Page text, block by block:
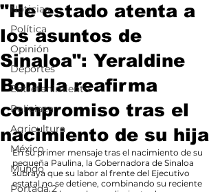
Noticias
Política
Opinión
Deportes
Entretenimiento
Policiaca
Agricultura
México
Mundo
Portada 2
"He estado atenta a
los asuntos de
Sinaloa": Yeraldine
Bonilla reafirma
compromiso tras el
nacimiento de su hija
En su primer mensaje tras el nacimiento de su
pequeña Paulina, la Gobernadora de Sinaloa
subraya que su labor al frente del Ejecutivo
estatal no se detiene, combinando su reciente